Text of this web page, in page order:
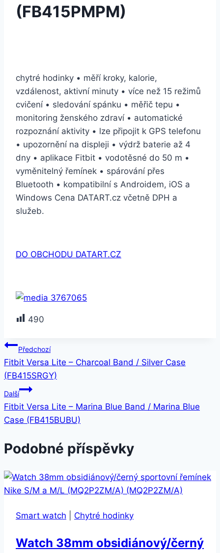
(FB415PMPM)
chytré hodinky • měří kroky, kalorie,
vzdálenost, aktivní minuty • více než 15 režimů
cvičení • sledování spánku • měřič tepu •
monitoring ženského zdraví • automatické
rozpoznání aktivity • lze připojit k GPS telefonu
• upozornění na displeji • výdrž baterie až 4
dny • aplikace Fitbit • vodotěsné do 50 m •
vyměnitelný řemínek • spárování přes
Bluetooth • kompatibilní s Androidem, iOS a
Windows Cena DATART.cz včetně DPH a
služeb.
DO OBCHODU DATART.CZ
490
Navigace
pro
příspěvek
Předchozí
Fitbit Versa Lite – Charcoal Band / Silver Case
(FB415SRGY)
Další
Fitbit Versa Lite – Marina Blue Band / Marina Blue
Case (FB415BUBU)
Podobné příspěvky
Smart watch Chytré hodinky
Watch 38mm obsidiánový/černý